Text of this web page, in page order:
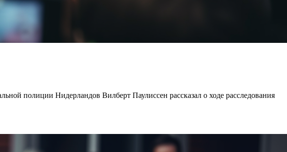
полиции Нидерландов Вилберт Паулиссен рассказал о ходе расследования